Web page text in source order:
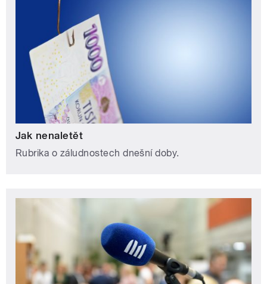
Jak nenaletět
Rubrika o záludnostech dnešní doby.